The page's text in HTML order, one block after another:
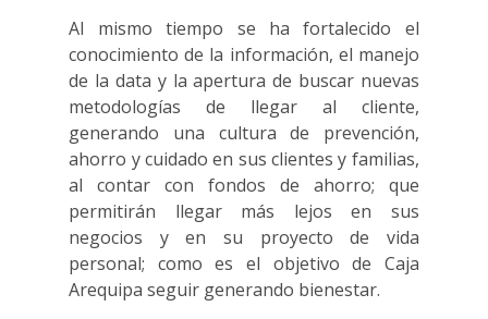
Al mismo tiempo se ha fortalecido el
conocimiento de la información, el manejo
de la data y la apertura de buscar nuevas
metodologías de llegar al cliente,
generando una cultura de prevención,
ahorro y cuidado en sus clientes y familias,
al contar con fondos de ahorro; que
permitirán llegar más lejos en sus
negocios y en su proyecto de vida
personal; como es el objetivo de Caja
Arequipa seguir generando bienestar.